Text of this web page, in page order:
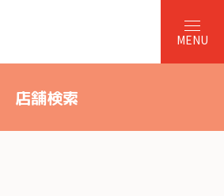
店舗検索